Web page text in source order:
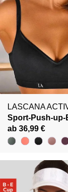
LASCANA
Sport-Push-up-
ab 36,99 €